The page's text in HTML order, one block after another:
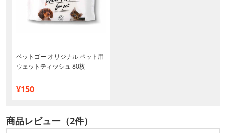
ペットゴー オリジナル ペット用
ウェットティッシュ 80枚
¥150
商品レビュー（2件）